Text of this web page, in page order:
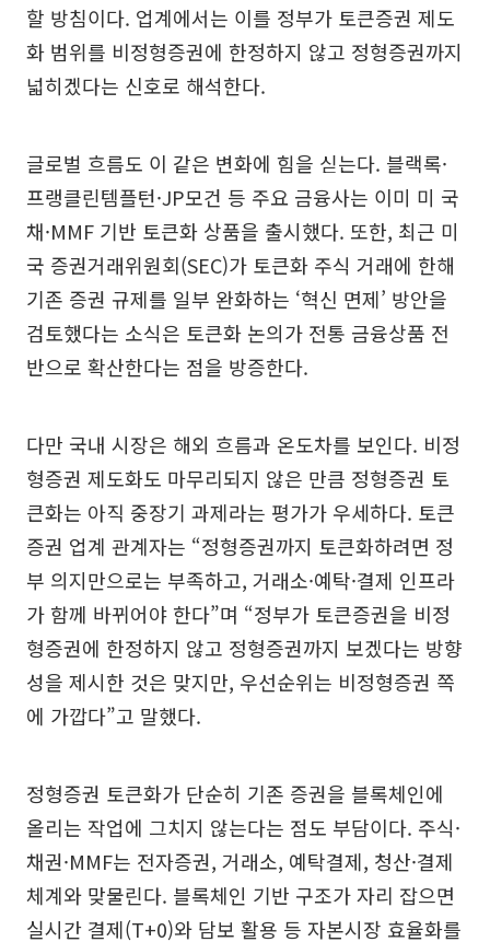
할 방침이다. 업계에서는 이를 정부가 토큰증권 제도
화 범위를 비정형증권에 한정하지 않고 정형증권까지
넓히겠다는 신호로 해석한다.
글로벌 흐름도 이 같은 변화에 힘을 싣는다. 블랙록·
프랭클린템플턴·JP모건 등 주요 금융사는 이미 미 국
채·MMF 기반 토큰화 상품을 출시했다. 또한, 최근 미
국 증권거래위원회(SEC)가 토큰화 주식 거래에 한해
기존 증권 규제를 일부 완화하는 ‘혁신 면제’ 방안을
검토했다는 소식은 토큰화 논의가 전통 금융상품 전
반으로 확산한다는 점을 방증한다.
다만 국내 시장은 해외 흐름과 온도차를 보인다. 비정
형증권 제도화도 마무리되지 않은 만큼 정형증권 토
큰화는 아직 중장기 과제라는 평가가 우세하다. 토큰
증권 업계 관계자는 “정형증권까지 토큰화하려면 정
부 의지만으로는 부족하고, 거래소·예탁·결제 인프라
가 함께 바뀌어야 한다”며 “정부가 토큰증권을 비정
형증권에 한정하지 않고 정형증권까지 보겠다는 방향
성을 제시한 것은 맞지만, 우선순위는 비정형증권 쪽
에 가깝다”고 말했다.
정형증권 토큰화가 단순히 기존 증권을 블록체인에
올리는 작업에 그치지 않는다는 점도 부담이다. 주식·
채권·MMF는 전자증권, 거래소, 예탁결제, 청산·결제
체계와 맞물린다. 블록체인 기반 구조가 자리 잡으면
실시간 결제(T+0)와 담보 활용 등 자본시장 효율화를